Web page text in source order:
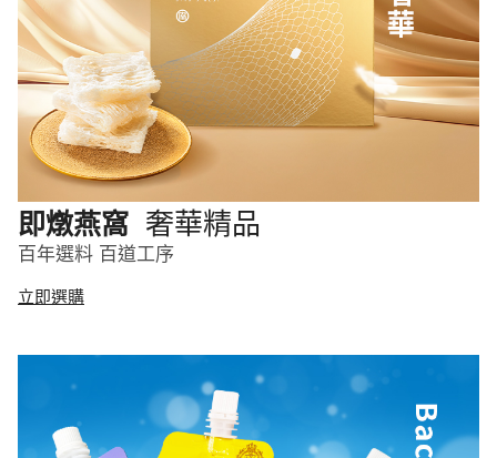
即燉燕窩 奢華精品
百年選料 百道工序
立即選購